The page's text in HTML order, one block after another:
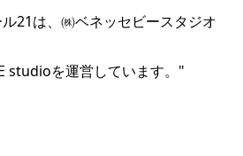
21は、㈱ベネッセビースタジオ
studioを運営しています。"